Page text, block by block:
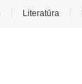
Literatūra